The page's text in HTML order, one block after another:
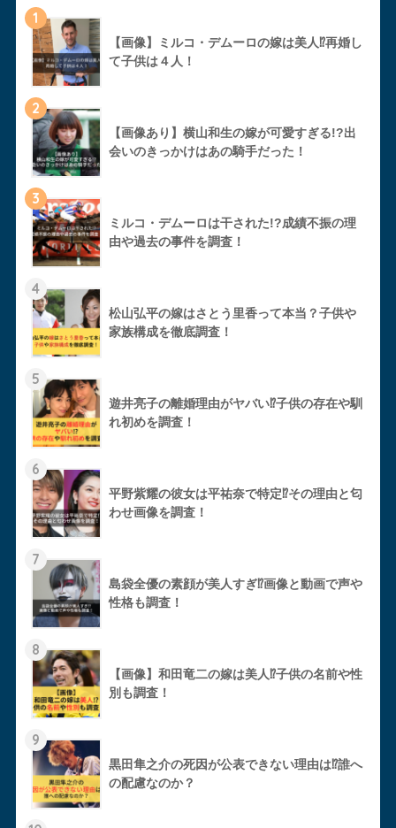
1
【画像】ミルコ・デムーロの嫁は美人⁉︎再婚し
て子供は４人！
2
【画像あり】横山和生の嫁が可愛すぎる!?出
会いのきっかけはあの騎手だった！
3
ミルコ・デムーロは干された!?成績不振の理
由や過去の事件を調査！
4
松山弘平の嫁はさとう里香って本当？子供や
家族構成を徹底調査！
5
遊井亮子の離婚理由がヤバい⁉︎子供の存在や馴
れ初めを調査！
6
平野紫耀の彼女は平祐奈で特定⁉︎その理由と匂
わせ画像を調査！
7
島袋全優の素顔が美人すぎ⁉︎画像と動画で声や
性格も調査！
8
【画像】和田竜二の嫁は美人⁉︎子供の名前や性
別も調査！
9
黒田隼之介の死因が公表できない理由は⁉︎誰へ
の配慮なのか？